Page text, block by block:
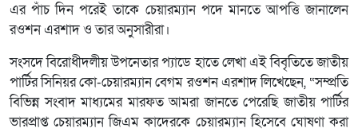
এর পাঁচ দিন পরেই তাকে চেয়ারম্যান পদে মানতে আপত্তি জানালেন
রওশন এরশাদ ও তার অনুসারীরা।
সংসদে বিরোধীদলীয় উপনেতার প্যাডে হাতে লেখা এই বিবৃতিতে জাতীয়
পার্টির সিনিয়র কো-চেয়ারম্যান বেগম রওশন এরশাদ লিখেছেন, “সম্প্রতি
বিভিন্ন সংবাদ মাধ্যমের মারফত আমরা জানতে পেরেছি জাতীয় পার্টির
ভারপ্রাপ্ত চেয়ারম্যান জিএম কাদেরকে চেয়ারম্যান হিসেবে ঘোষণা করা